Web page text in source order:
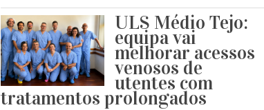
ULS Médio Tejo:
equipa vai
melhorar acessos
venosos de
utentes com
tratamentos prolongados